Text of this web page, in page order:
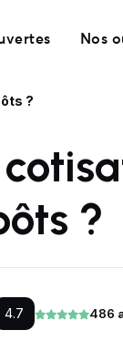
Nos
?
?
4.7 486